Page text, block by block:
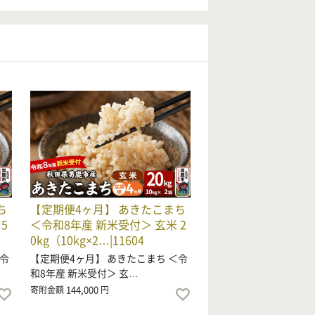
【定期便4ヶ月】 あきたこまち
＜令和8年産 新米受付＞ 玄米 2
0kg（10kg×2…|11604
【定期便4ヶ月】 あきたこまち ＜令
和8年産 新米受付＞ 玄…
寄附金額 144,000 円